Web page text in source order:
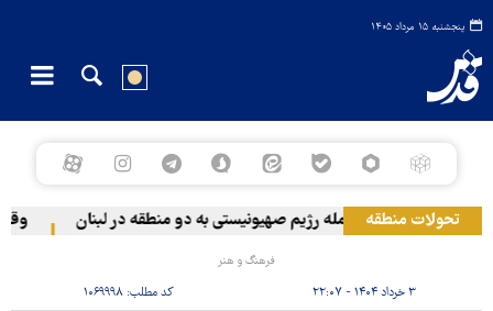
پنجشنبه ۱۵ مرداد ۱۴۰۵
تحولات منطقهحمله رژیم صهیونیستی به دو منطقه در لبنان
فرهنگ و هنر
۳ خرداد ۱۴۰۴ - ۲۲:۰۷ کد مطلب: ۱۰۶۹۹۹۸